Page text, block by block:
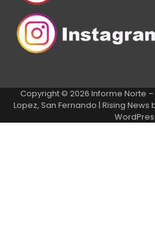
Copyright © 2026 Informe Norte –
Lopez, San Fernando | Rising News